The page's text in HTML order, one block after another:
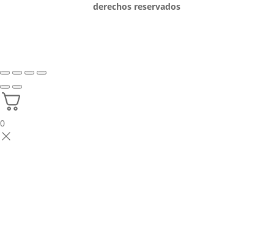
derechos reservados
0